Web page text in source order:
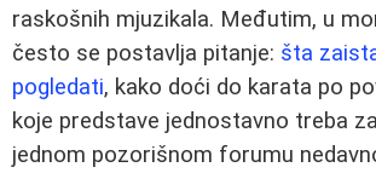
raskošnih mjuzikala. Međutim, u
često se postavlja pitanje: šta
pogledati, kako doći do karata po
koje predstave jednostavno treba
jednom pozorišnom forumu